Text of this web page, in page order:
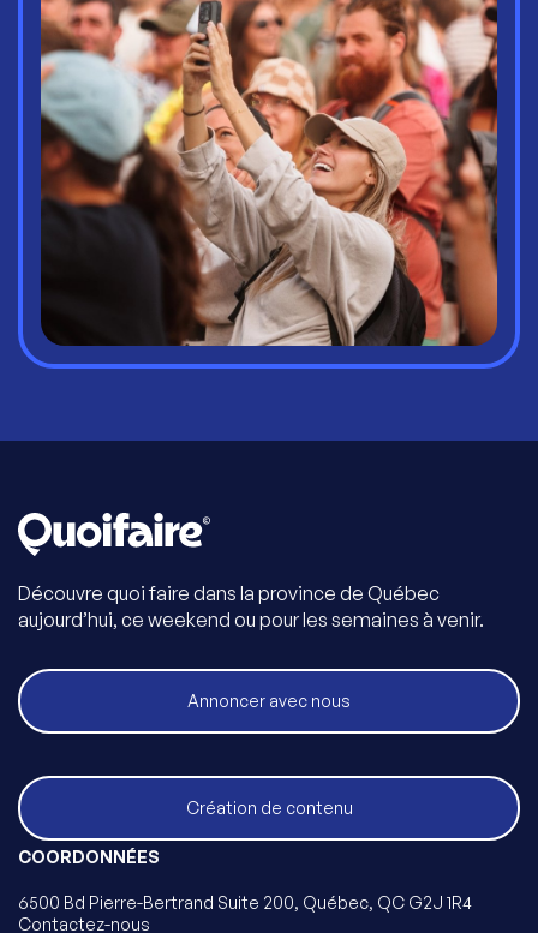
Découvre quoi faire dans la province de Québec
aujourd’hui, ce weekend ou pour les semaines à venir.
Annoncer avec nous
Création de contenu
COORDONNÉES
6500 Bd Pierre-Bertrand Suite 200, Québec, QC G2J 1R4
Contactez-nous